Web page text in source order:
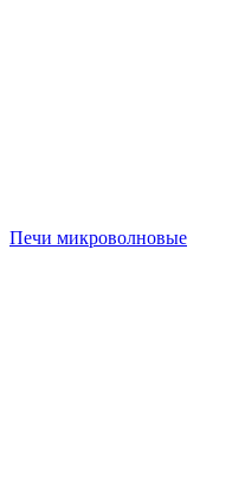
Печи микроволновые